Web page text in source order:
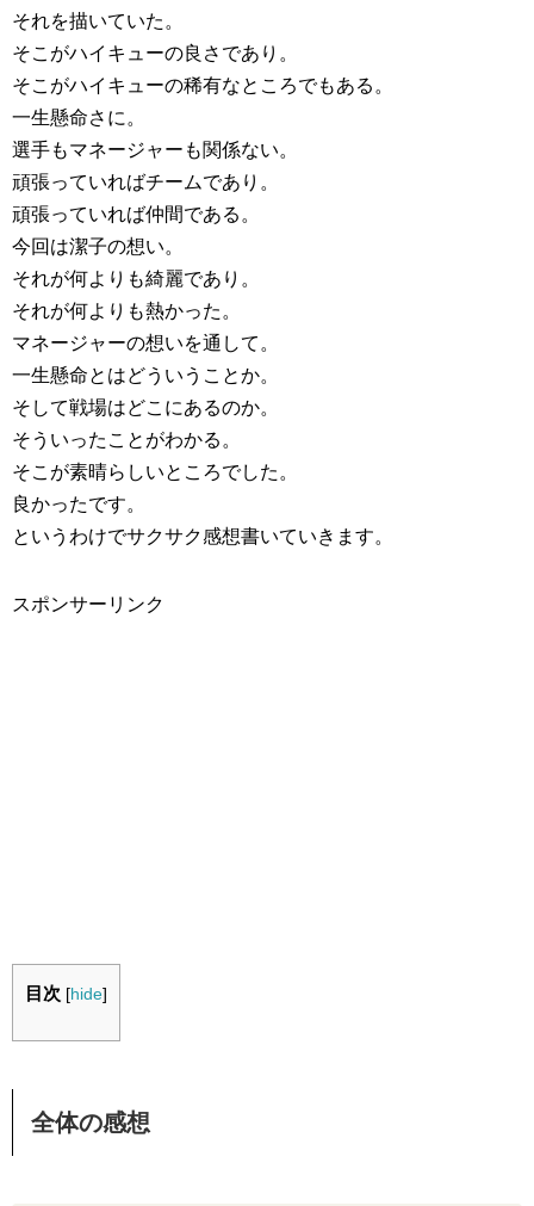
それを描いていた。
そこがハイキューの良さであり。
そこがハイキューの稀有なところでもある。
一生懸命さに。
選手もマネージャーも関係ない。
頑張っていればチームであり。
頑張っていれば仲間である。
今回は潔子の想い。
それが何よりも綺麗であり。
それが何よりも熱かった。
マネージャーの想いを通して。
一生懸命とはどういうことか。
そして戦場はどこにあるのか。
そういったことがわかる。
そこが素晴らしいところでした。
良かったです。
というわけでサクサク感想書いていきます。
スポンサーリンク
目次 [hide]
全体の感想